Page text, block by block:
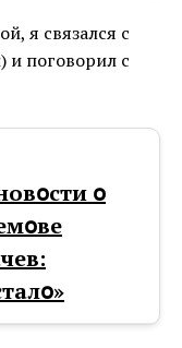
я связался с
и поговорил с
օ